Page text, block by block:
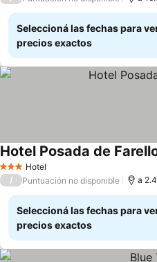
Seleccioná las fechas para
precios exactos
3 Estrellas
Hotel
Hotel Posada de
/ Puntuación no disponible a
Seleccioná las fechas para
precios exactos